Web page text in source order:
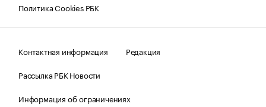
Политика Cookies РБК
Контактная информация
Редакция
Рассылка РБК Новости
Информация об ограничениях